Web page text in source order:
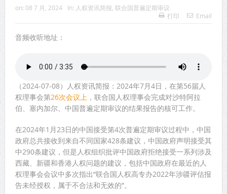
on: 08 7 月, 2024 In: 人权资讯简报 联合国普遍定期审议
打印
Email
音频收听地址：
（2024-07-08）人权资讯简报：2024年7月4日，在第56届人
权理事会第26次会议上，联合国人权理事会完成对沙特阿拉
伯、塞内加尔、中国普遍定期审议的结果报告的核可工作。
在2024年1月23日的中国接受第4次普遍定期审议过程中，中国
政府总共接收到来自不同国家428条建议，中国政府声明接受其
中290条建议，但是人权组织批评中国政府拒绝接受一系列涉及
西藏、新疆和香港人权问题的建议，包括中国政府在最近的人
权理事会会议中多次指出“联合国人权高专办2022年涉疆评估报
告未经授权，属于不合法和无效的”。